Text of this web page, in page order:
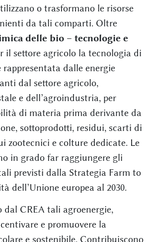
o trasformano le risorse
da tali comparti. Oltre
delle bio – tecnologie e
il settore agricolo la tecnologia di
dalle energie
dal settore agricolo,
e dell’agroindustria, per
di materia prima derivante da
sottoprodotti, residui, scarti di
zootecnici e colture dedicate. Le
in grado far raggiungere gli
previsti dalla Strategia Farm to
dell’Unione europea al 2030.
dal CREA tali agroenergie,
e promuovere la
e sostenibile. Contribuiscono